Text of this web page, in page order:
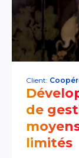
Client:
de
limités